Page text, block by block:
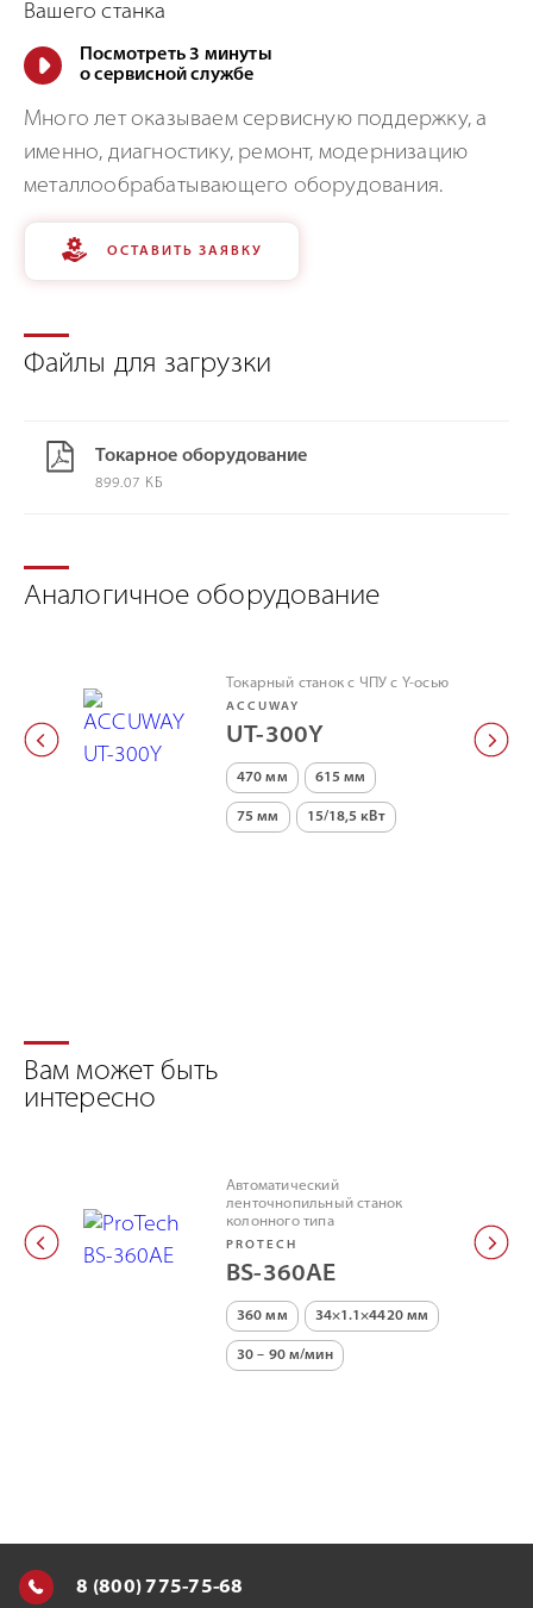
Вашего станка
Посмотреть 3 минуты
о сервисной службе
Много лет оказываем сервисную поддержку, а
именно, диагностику, ремонт, модернизацию
металлообрабатывающего оборудования.
ОСТАВИТЬ ЗАЯВКУ
Файлы для загрузки
Токарное оборудование
899.07 КБ
Аналогичное оборудование
Токарный станок с ЧПУ с Y-осью
ACCUWAY
UT-300Y
470 мм 615 мм
75 мм 15/18,5 кВт
Вам может быть
интересно
Автоматический
ленточнопильный станок
колонного типа
PROTECH
BS-360AE
360 мм 34×1.1×4420 мм
30 – 90 м/мин
8 (800) 775-75-68